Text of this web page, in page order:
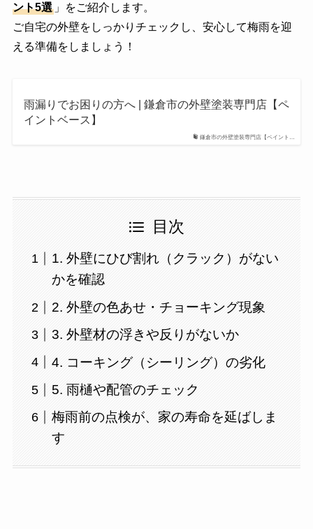
ント5選」をご紹介します。
ご自宅の外壁をしっかりチェックし、安心して梅雨を迎
える準備をしましょう！
鎌倉市の外壁塗装専門店【ペイント…
雨漏りでお困りの方へ | 鎌倉市の外壁塗装専門店【ペ
イントベース】
目次
1. 外壁にひび割れ（クラック）がない
かを確認
2. 外壁の色あせ・チョーキング現象
3. 外壁材の浮きや反りがないか
4. コーキング（シーリング）の劣化
5. 雨樋や配管のチェック
梅雨前の点検が、家の寿命を延ばしま
す